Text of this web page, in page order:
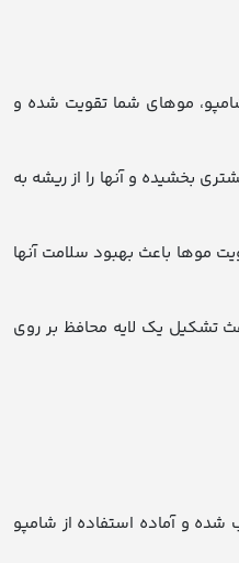
موهای شما تقویت شده و
بخشیده و آنها را از ریشه به
موها باعث بهبود سلامت آنها
تشکیل یک لایه محافظ بر روی
شده و آماده استفاده از شامپو